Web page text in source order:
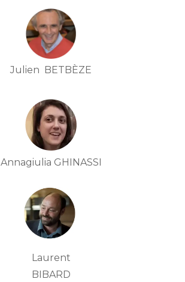
Julien BETBÈZE
Annagiulia GHINASSI
Laurent
BIBARD